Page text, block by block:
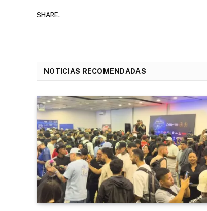
SHARE.
NOTICIAS RECOMENDADAS